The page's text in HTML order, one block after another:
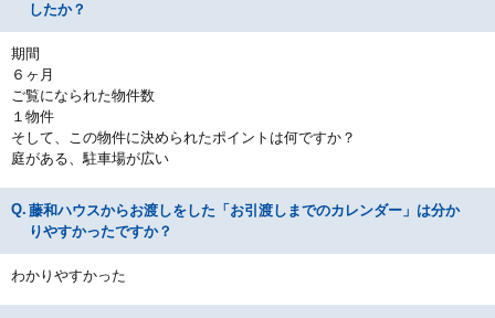
したか？
期間
６ヶ月
ご覧になられた物件数
１物件
そして、この物件に決められたポイントは何ですか？
庭がある、駐車場が広い
藤和ハウスからお渡しをした「お引渡しまでのカレンダー」は分か
りやすかったですか？
わかりやすかった